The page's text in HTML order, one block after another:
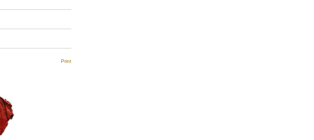
Print